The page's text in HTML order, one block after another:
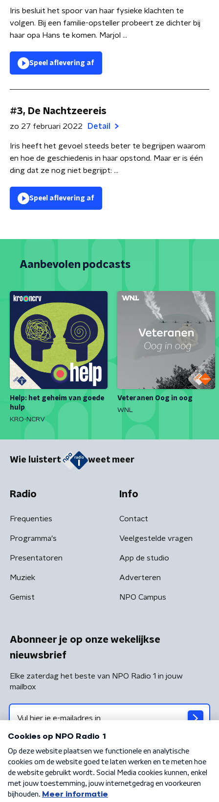
Iris besluit het spoor van haar fysieke klachten te
volgen. Bij een familie-opsteller probeert ze dichter bij
haar opa Hans te komen. Marjol ...
Speel aflevering af
#3, De Nachtzeereis
zo 27 februari 2022 Detail
Iris heeft het gevoel steeds beter te begrijpen waarom
en hoe de geschiedenis in haar opstond. Maar er is één
ding dat ze nog niet begrijpt: ...
Speel aflevering af
Aanbevolen podcasts
Help: het geheim van goede
hulp
KRO-NCRV
Veteranen Oog in oog
WNL
Wie luistert weet meer
Radio
Frequenties
Programma's
Presentatoren
Muziek
Gemist
Info
Contact
Veelgestelde vragen
App de studio
Adverteren
NPO Campus
Abonneer je op onze wekelijkse
nieuwsbrief
Elke zaterdag het beste van NPO Radio 1 in jouw
mailbox
Algemene voorwaarden